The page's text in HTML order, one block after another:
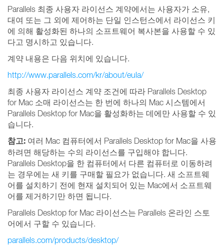
Parallels 최종 사용자 라이선스 계약에서는 사용자가 소유,
대여 또는 그 외에 제어하는 단일 인스턴스에서 라이선스 키
에 의해 활성화된 하나의 소프트웨어 복사본을 사용할 수 있
다고 명시하고 있습니다.
계약 내용은 다음 위치에 있습니다.
http://www.parallels.com/kr/about/eula/
최종 사용자 라이선스 계약 조건에 따라 Parallels Desktop
for Mac 소매 라이선스는 한 번에 하나의 Mac 시스템에서
Parallels Desktop for Mac을 활성화하는 데에만 사용할 수 있
습니다.
참고: 여러 Mac 컴퓨터에서 Parallels Desktop for Mac을 사용
하려면 해당하는 수의 라이선스를 구입해야 합니다.
Parallels Desktop을 한 컴퓨터에서 다른 컴퓨터로 이동하려
는 경우에는 새 키를 구매할 필요가 없습니다. 새 소프트웨
어를 설치하기 전에 현재 설치되어 있는 Mac에서 소프트웨
어를 제거하기만 하면 됩니다.
Parallels Desktop for Mac 라이선스는 Parallels 온라인 스토
어에서 구할 수 있습니다.
parallels.com/products/desktop/